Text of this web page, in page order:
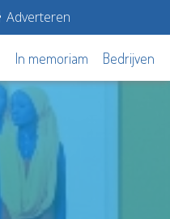
Adverteren
In memoriam Bedrijven